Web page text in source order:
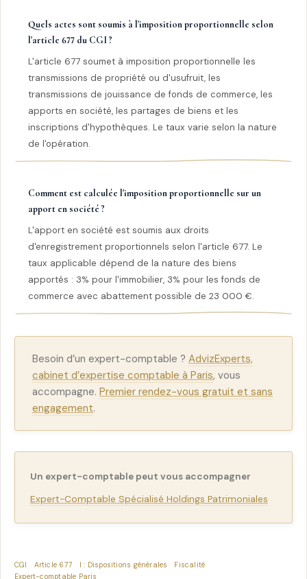
Quels actes sont soumis à l'imposition proportionnelle selon
l'article 677 du CGI ?
L'article 677 soumet à imposition proportionnelle les
transmissions de propriété ou d'usufruit, les
transmissions de jouissance de fonds de commerce, les
apports en société, les partages de biens et les
inscriptions d'hypothèques. Le taux varie selon la nature
de l'opération.
Comment est calculée l'imposition proportionnelle sur un
apport en société ?
L'apport en société est soumis aux droits
d'enregistrement proportionnels selon l'article 677. Le
taux applicable dépend de la nature des biens
apportés : 3% pour l'immobilier, 3% pour les fonds de
commerce avec abattement possible de 23 000 €.
Besoin d’un expert-comptable ? AdvizExperts,
cabinet d’expertise comptable à Paris, vous
accompagne. Premier rendez-vous gratuit et sans
engagement.
Un expert-comptable peut vous accompagner
Expert-Comptable Spécialisé Holdings Patrimoniales
CGI Article 677 I : Dispositions générales
Fiscalité
Expert-comptable Paris